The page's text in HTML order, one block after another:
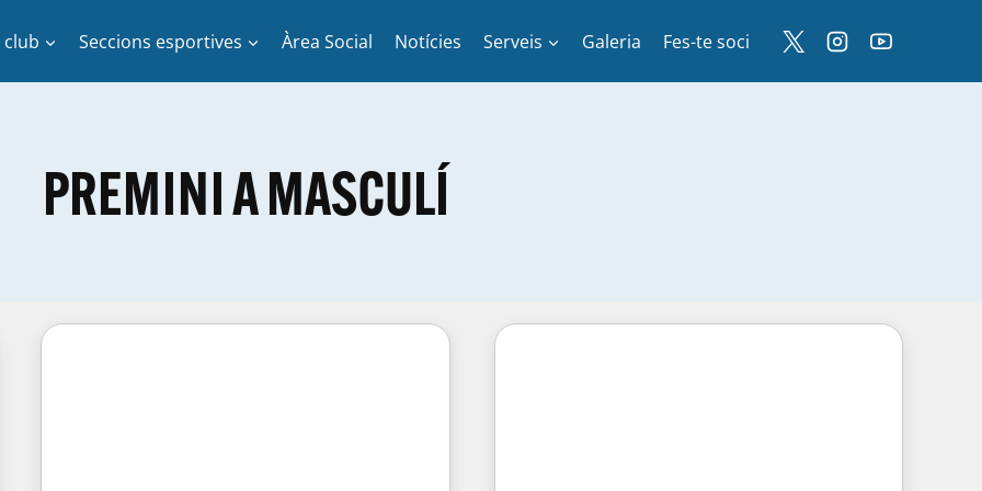
club Seccions esportives Àrea Social Notícies Serveis Galeria Fes-te soci
PREMINI A MASCULÍ